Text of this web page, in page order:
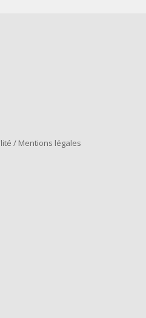
/ Mentions légales